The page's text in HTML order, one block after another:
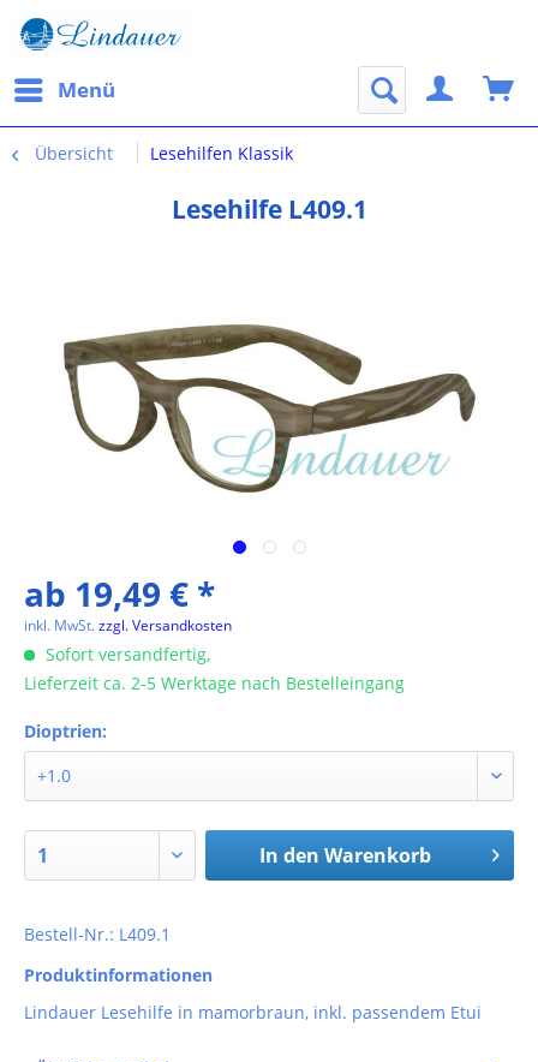
Menü
Übersicht Lesehilfen Klassik
Lesehilfe L409.1
ab 19,49 € *
inkl. MwSt.zzgl. Versandkosten
Sofort versandfertig,
Lieferzeit ca. 2-5 Werktage nach Bestelleingang
Dioptrien:
In den Warenkorb
Bestell-Nr.: L409.1
Produktinformationen
Lindauer Lesehilfe in mamorbraun, inkl. passendem Etui